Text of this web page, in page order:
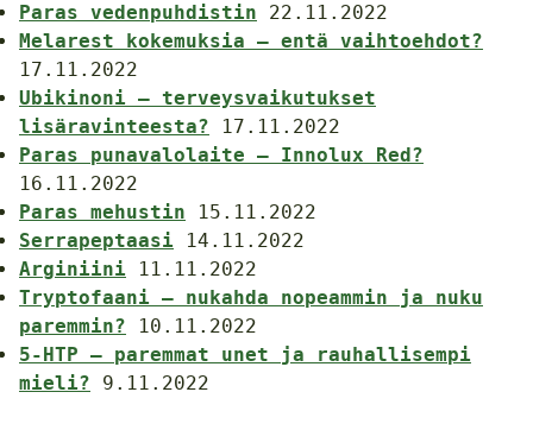
Paras vedenpuhdistin
22.11.2022
Melarest kokemuksia – entä vaihtoehdot?
17.11.2022
Ubikinoni – terveysvaikutukset
lisäravinteesta?
17.11.2022
Paras punavalolaite – Innolux Red?
16.11.2022
Paras mehustin
15.11.2022
Serrapeptaasi
14.11.2022
Arginiini
11.11.2022
Tryptofaani – nukahda nopeammin ja nuku
paremmin?
10.11.2022
5-HTP – paremmat unet ja rauhallisempi
mieli?
9.11.2022